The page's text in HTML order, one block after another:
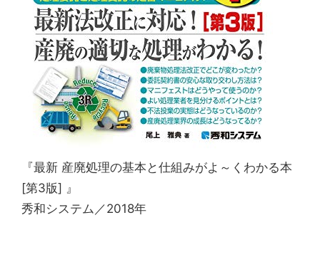
『最新 産廃処理の基本と仕組みがよ～くわかる本
[第3版] 』
秀和システム／2018年